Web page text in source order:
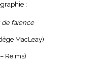
:
de faïence
MacLeay)
Reims)